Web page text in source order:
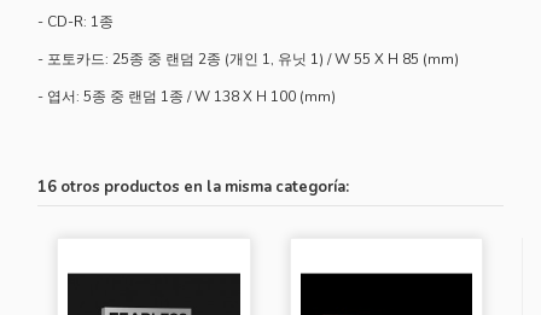
- CD-R: 1종
- 포토카드: 25종 중 랜덤 2종 (개인 1, 유닛 1) / W 55 X H 85 (mm)
- 엽서: 5종 중 랜덤 1종 / W 138 X H 100 (mm)
16 otros productos en la misma categoría: